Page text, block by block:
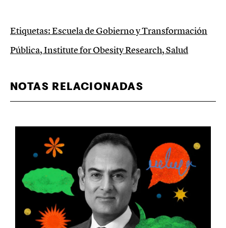
Etiquetas:Escuela de Gobierno y Transformación
Pública,Institute for Obesity Research,Salud
NOTAS RELACIONADAS